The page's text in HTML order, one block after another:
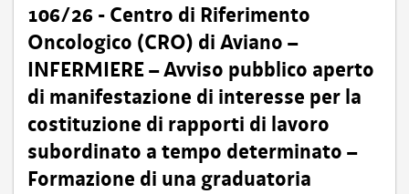
106/26 - Centro di Riferimento
Oncologico (CRO) di Aviano –
INFERMIERE – Avviso pubblico aperto
di manifestazione di interesse per la
costituzione di rapporti di lavoro
subordinato a tempo determinato –
Formazione di una graduatoria